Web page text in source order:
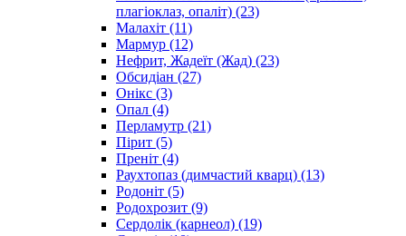
плагіоклаз, опаліт) (23)
Малахіт (11)
Мармур (12)
Нефрит, Жадеїт (Жад) (23)
Обсидіан (27)
Онікс (3)
Опал (4)
Перламутр (21)
Пірит (5)
Преніт (4)
Раухтопаз (димчастий кварц) (13)
Родоніт (5)
Родохрозит (9)
Сердолік (карнеол) (19)